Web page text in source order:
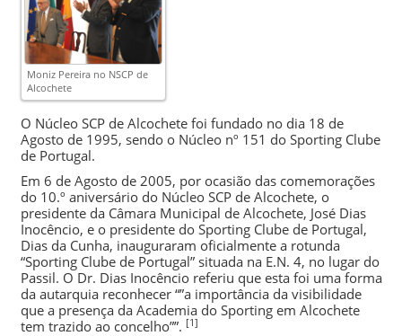
Moniz Pereira no NSCP de
Alcochete
O Núcleo SCP de Alcochete foi fundado no dia 18 de
Agosto de 1995, sendo o Núcleonº 151 do Sporting Clube
de Portugal.
Em 6 de Agosto de 2005, por ocasião das comemorações
do 10.º aniversário do Núcleo SCP de Alcochete, o
presidente da Câmara Municipal de Alcochete, José Dias
Inocêncio, e o presidente do Sporting Clube de Portugal,
Dias da Cunha, inauguraram oficialmente a rotunda
“Sporting Clube de Portugal” situada na E.N. 4, no lugar do
Passil. O Dr. Dias Inocêncio referiu que esta foi uma forma
da autarquia reconhecer “”a importância da visibilidade
que a presença da Academia do Sporting em Alcochete
tem trazido ao concelho””. [1]